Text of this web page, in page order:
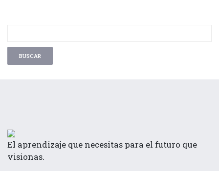
El aprendizaje que necesitas para el futuro que
visionas.